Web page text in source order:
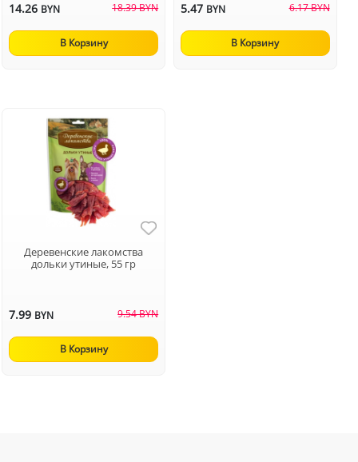
14.26 BYN 18.39 BYN
В Корзину
5.47 BYN 6.17 BYN
В Корзину
Деревенские лакомства
дольки утиные, 55 гр
7.99 BYN 9.54 BYN
В Корзину